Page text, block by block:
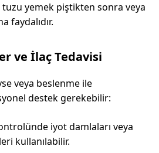
tuzu yemek piştikten sonra veya
faydalıdır.
ve İlaç Tedavisi
veya beslenme ile
destek gerekebilir:
iyot damlaları veya
kullanılabilir.